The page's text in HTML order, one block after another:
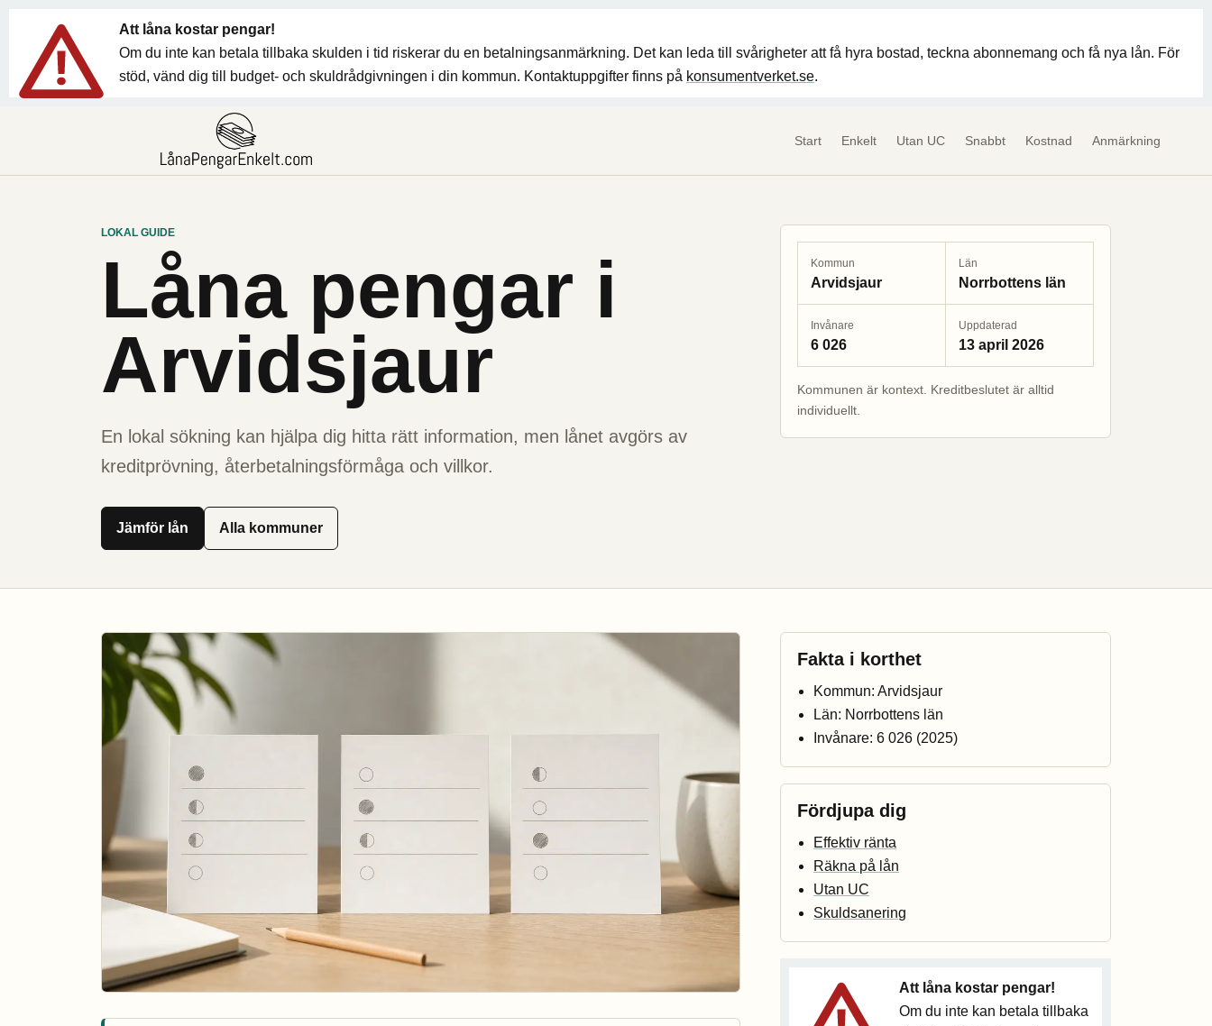
Att låna kostar pengar!
Om du inte kan betala tillbaka skulden i tid riskerar du en betalningsanmärkning. Det kan leda till svårigheter att få hyra bostad, teckna abonnemang och få nya lån. För
stöd, vänd dig till budget- och skuldrådgivningen i din kommun. Kontaktuppgifter finns på konsumentverket.se.
Start Enkelt Utan UC Snabbt Kostnad Anmärkning
LOKAL GUIDE
Låna pengar i
Arvidsjaur
En lokal sökning kan hjälpa dig hitta rätt information, men lånet avgörs av
kreditprövning, återbetalningsförmåga och villkor.
Jämför lån Alla kommuner
Kommun
Arvidsjaur
Län
Norrbottens län
Invånare
6 026
Uppdaterad
13 april 2026
Kommunen är kontext. Kreditbeslutet är alltid
individuellt.
Fakta i korthet
Kommun: Arvidsjaur
Län: Norrbottens län
Invånare: 6 026 (2025)
Fördjupa dig
Effektiv ränta
Räkna på lån
Utan UC
Skuldsanering
Att låna kostar pengar!
Om du inte kan betala tillbaka